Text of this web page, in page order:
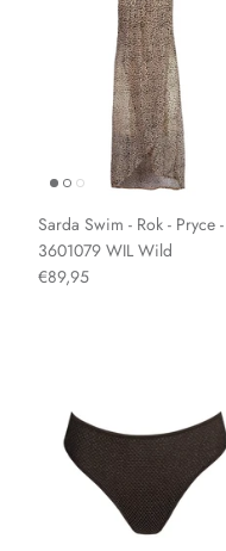
Sarda Swim - Rok - Pryce -
3601079 WIL Wild
€89,95